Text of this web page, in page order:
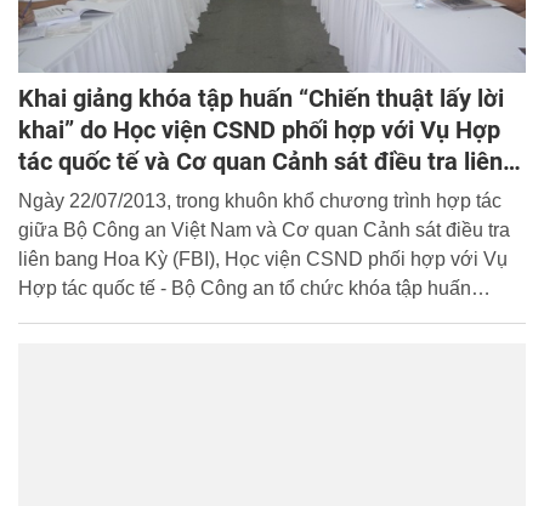
Khai giảng khóa tập huấn “Chiến thuật lấy lời
khai” do Học viện CSND phối hợp với Vụ Hợp
tác quốc tế và Cơ quan Cảnh sát điều tra liên
bang Hoa Kỳ (FBI) tổ chức
Ngày 22/07/2013, trong khuôn khổ chương trình hợp tác
giữa Bộ Công an Việt Nam và Cơ quan Cảnh sát điều tra
liên bang Hoa Kỳ (FBI), Học viện CSND phối hợp với Vụ
Hợp tác quốc tế - Bộ Công an tổ chức khóa tập huấn